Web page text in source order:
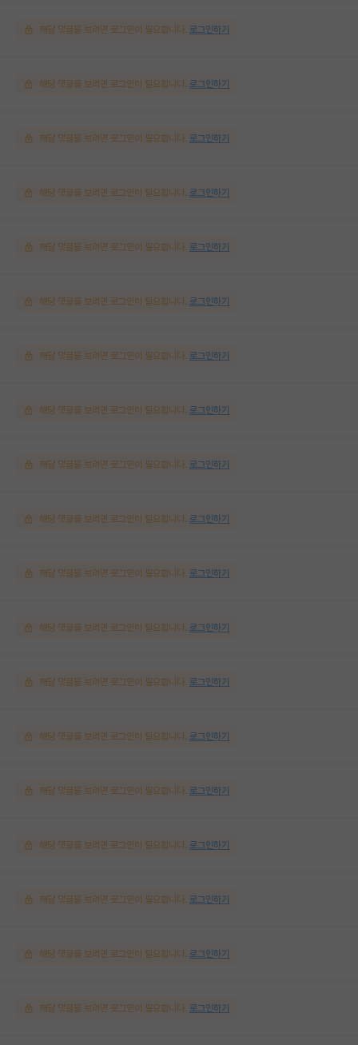
해당 댓글을 보려면 로그인이 필요합니다. 로그인하기
해당 댓글을 보려면 로그인이 필요합니다. 로그인하기
해당 댓글을 보려면 로그인이 필요합니다. 로그인하기
해당 댓글을 보려면 로그인이 필요합니다. 로그인하기
해당 댓글을 보려면 로그인이 필요합니다. 로그인하기
해당 댓글을 보려면 로그인이 필요합니다. 로그인하기
해당 댓글을 보려면 로그인이 필요합니다. 로그인하기
해당 댓글을 보려면 로그인이 필요합니다. 로그인하기
해당 댓글을 보려면 로그인이 필요합니다. 로그인하기
해당 댓글을 보려면 로그인이 필요합니다. 로그인하기
해당 댓글을 보려면 로그인이 필요합니다. 로그인하기
해당 댓글을 보려면 로그인이 필요합니다. 로그인하기
해당 댓글을 보려면 로그인이 필요합니다. 로그인하기
해당 댓글을 보려면 로그인이 필요합니다. 로그인하기
해당 댓글을 보려면 로그인이 필요합니다. 로그인하기
해당 댓글을 보려면 로그인이 필요합니다. 로그인하기
해당 댓글을 보려면 로그인이 필요합니다. 로그인하기
해당 댓글을 보려면 로그인이 필요합니다. 로그인하기
해당 댓글을 보려면 로그인이 필요합니다. 로그인하기